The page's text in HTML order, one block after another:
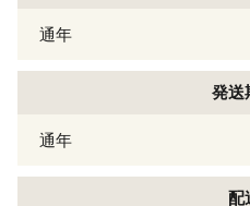
通年
発送
通年
配